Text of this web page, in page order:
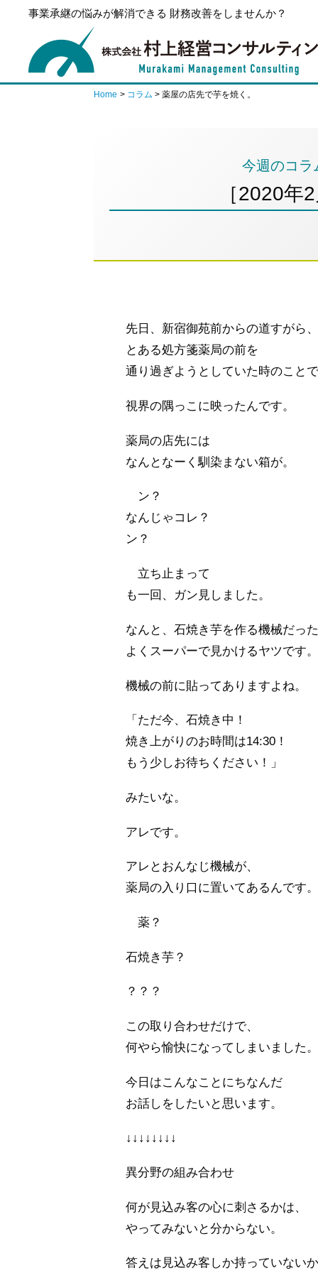
事業承継の悩みが解消できる 財務改善をしませんか？
Home コラム 薬屋の店先で芋を焼く。
今週のコラ
［2020年
先日、新宿御苑前からの道すがら、
とある処方箋薬局の前を
通り過ぎようとしていた時のことで
視界の隅っこに映ったんです。
薬局の店先には
なんとなーく馴染まない箱が。
ン？
なんじゃコレ？
ン？
立ち止まって
も一回、ガン見しました。
なんと、石焼き芋を作る機械だった
よくスーパーで見かけるヤツです。
機械の前に貼ってありますよね。
「ただ今、石焼き中！
焼き上がりのお時間は14:30！
もう少しお待ちください！」
みたいな。
アレです。
アレとおんなじ機械が、
薬局の入り口に置いてあるんです。
薬？
石焼き芋？
？？？
この取り合わせだけで、
何やら愉快になってしまいました。
今日はこんなことにちなんだ
お話しをしたいと思います。
↓↓↓↓↓↓↓↓
異分野の組み合わせ
何が見込み客の心に刺さるかは、
やってみないと分からない。
答えは見込み客しか持っていないか